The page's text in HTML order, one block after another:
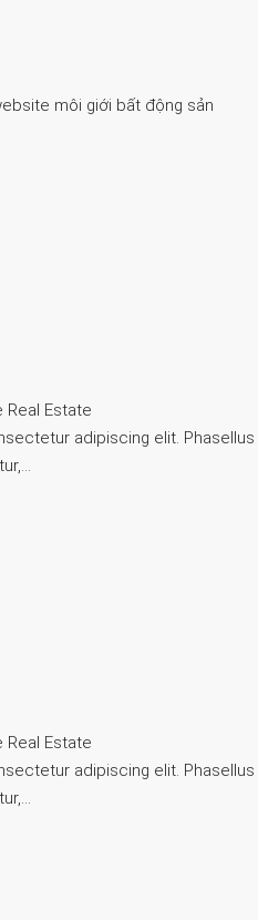
môi giới bất động sản
Real Estate
adipiscing elit. Phasellus
Real Estate
adipiscing elit. Phasellus